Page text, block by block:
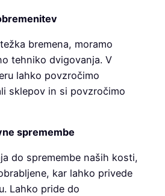
bremena, moramo
tehniko dvigovanja. V
lahko povzročimo
sklepov in si povzročimo
spremembe
do spremembe naših kosti,
kar lahko privede
Lahko pride do